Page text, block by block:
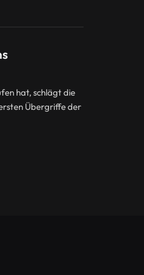
hat, schlägt die
Übergriffe der